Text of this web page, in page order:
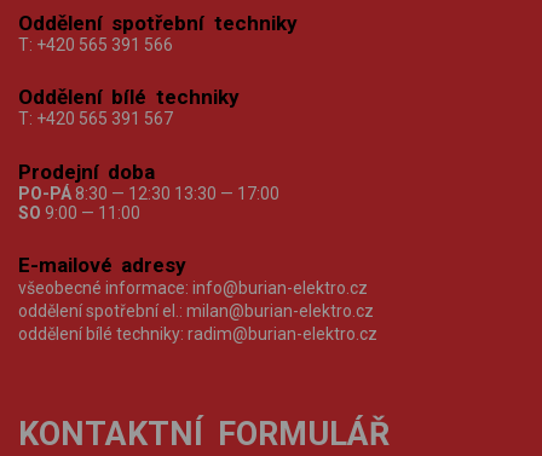
Oddělení spotřební techniky
T: +420 565 391 566
Oddělení bílé techniky
T: +420 565 391 567
Prodejní doba
PO-PÁ 8:30 — 12:30 13:30 — 17:00
SO 9:00 — 11:00
E-mailové adresy
všeobecné informace: info@burian-elektro.cz
oddělení spotřební el.: milan@burian-elektro.cz
oddělení bílé techniky: radim@burian-elektro.cz
KONTAKTNÍ FORMULÁŘ